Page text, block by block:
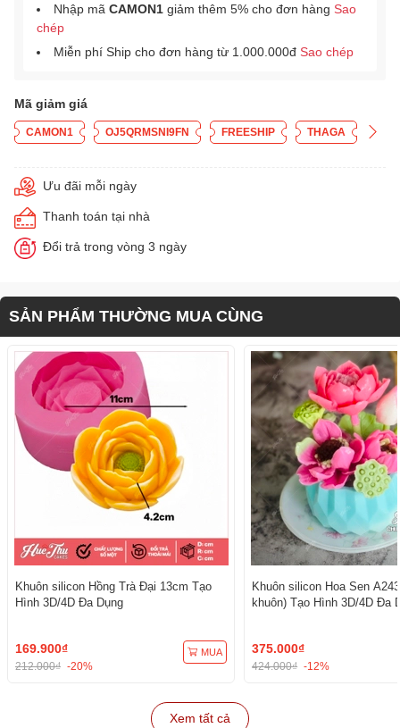
Nhập mã CAMON1 giảm thêm 5% cho đơn hàng Sao
chép
Miễn phí Ship cho đơn hàng từ 1.000.000đ Sao chép
Mã giảm giá
CAMON1 OJ5QRMSNI9FN FREESHIP THAGA
Ưu đãi mỗi ngày
Thanh toán tại nhà
Đổi trả trong vòng 3 ngày
SẢN PHẨM THƯỜNG MUA CÙNG
Khuôn silicon Hồng Trà Đại 13cm Tạo
Hình 3D/4D Đa Dụng
169.900₫
212.000₫ -20%
MUA
Khuôn silicon Hoa Sen
khuôn) Tạo Hình 3D/4D Đa
375.000₫
424.000₫ -12%
Xem tất cả